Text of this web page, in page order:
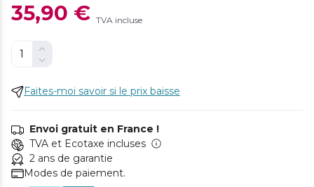
35,90 € TVA incluse
Faites-moi savoir si le prix baisse
Envoi gratuit en France !
TVA et Ecotaxe incluses
2 ans de garantie
Modes de paiement.